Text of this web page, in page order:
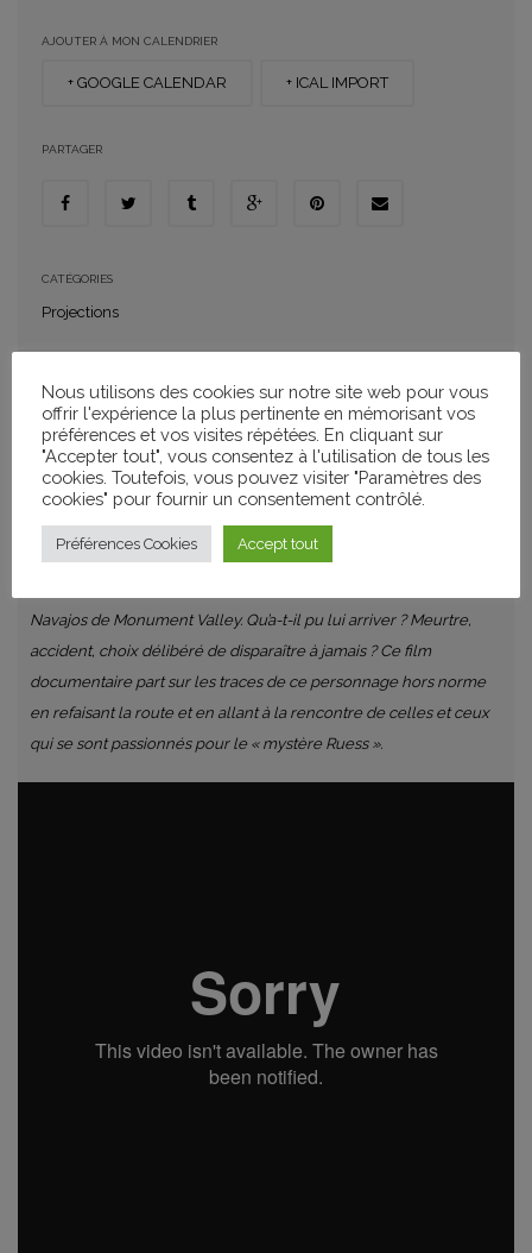
AJOUTER À MON CALENDRIER
+ GOOGLE CALENDAR + ICAL IMPORT
PARTAGER
CATÉGORIES
Projections
Projection de LA DISPARITION D’EVERETT RUESS en présence du
réalisateur Emmanuel Tellier.
France / 2018 / 90min
En novembre 1934, un jeune aventurier de 20 ans nommé
Everett Ruess disparaît sans laisser de traces dans un désert du
Navajos de Monument Valley. Qu’a-t-il pu lui arriver ? Meurtre,
accident, choix délibéré de disparaître à jamais ? Ce film
documentaire part sur les traces de ce personnage hors norme
en refaisant la route et en allant à la rencontre de celles et ceux
qui se sont passionnés pour le « mystère Ruess ».
Nous utilisons des cookies sur notre site web pour vous
offrir l'expérience la plus pertinente en mémorisant vos
préférences et vos visites répétées. En cliquant sur
"Accepter tout", vous consentez à l'utilisation de tous les
cookies. Toutefois, vous pouvez visiter "Paramètres des
cookies" pour fournir un consentement contrôlé.
Préférences Cookies Accept tout